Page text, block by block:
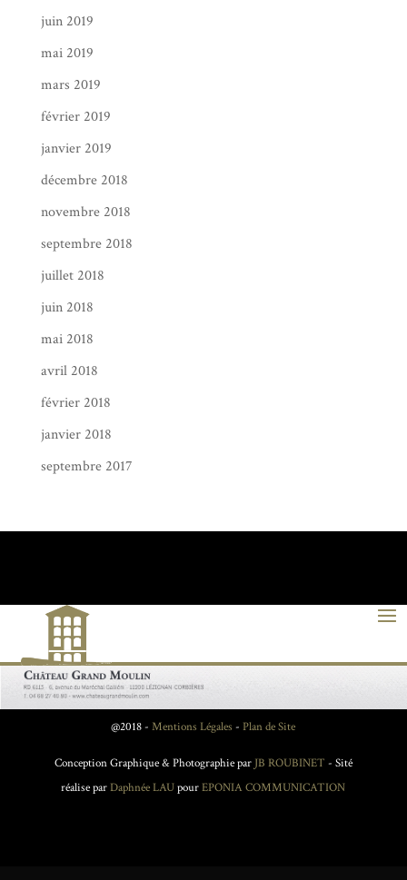
juin 2019
mai 2019
mars 2019
février 2019
janvier 2019
décembre 2018
novembre 2018
septembre 2018
juillet 2018
juin 2018
mai 2018
avril 2018
février 2018
janvier 2018
septembre 2017
@2018 - Mentions Légales - Plan de Site
Conception Graphique & Photographie par JB ROUBINET - Sité
réalise parDaphnée LAUpourEPONIA COMMUNICATION